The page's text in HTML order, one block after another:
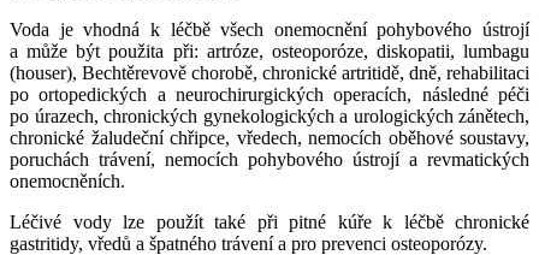
Voda je vhodná k léčbě všech onemocnění pohybového ústrojí
a může být použita při: artróze, osteoporóze, diskopatii, lumbagu
(houser), Bechtěrevově chorobě, chronické artritidě, dně, rehabilitaci
po ortopedických a neurochirurgických operacích, následné péči
po úrazech, chronických gynekologických a urologických zánětech,
chronické žaludeční chřipce, vředech, nemocích oběhové soustavy,
poruchách trávení, nemocích pohybového ústrojí a revmatických
onemocněních.
Léčivé vody lze použít také při pitné kúře k léčbě chronické
gastritidy, vředů a špatného trávení a pro prevenci osteoporózy.